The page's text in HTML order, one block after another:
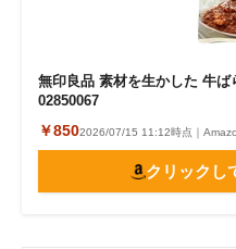
無印良品 素材を生かした 牛
02850067
￥8502026/07/15 11:12時点｜
クリックし